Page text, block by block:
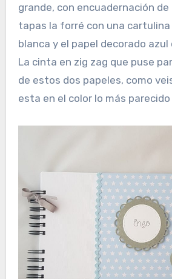
grande, con encuadernación de
tapas la forré con una
blanca y el papel decorado
La cinta en zig zag que puse
de estos dos papeles, como
esta en el color lo más